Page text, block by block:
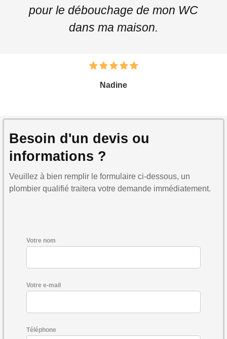
pour le débouchage de mon WC
dans ma maison.
Nadine
Besoin d'un devis ou
informations ?
Veuillez à bien remplir le formulaire ci-dessous, un
plombier qualifié traitera votre demande immédiatement.
Votre nom
Votre e-mail
Téléphone